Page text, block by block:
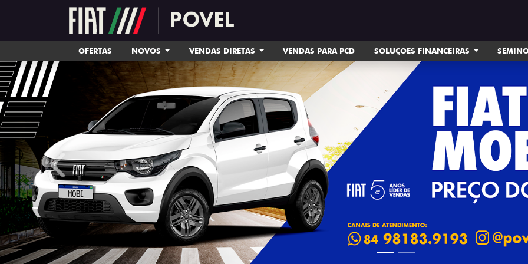
OFERTAS NOVOS VENDAS DIRETAS VENDAS PARA PCD SOLUÇÕES FINANCEIRAS
templates.template-01.components.carousel.texts.control_prev